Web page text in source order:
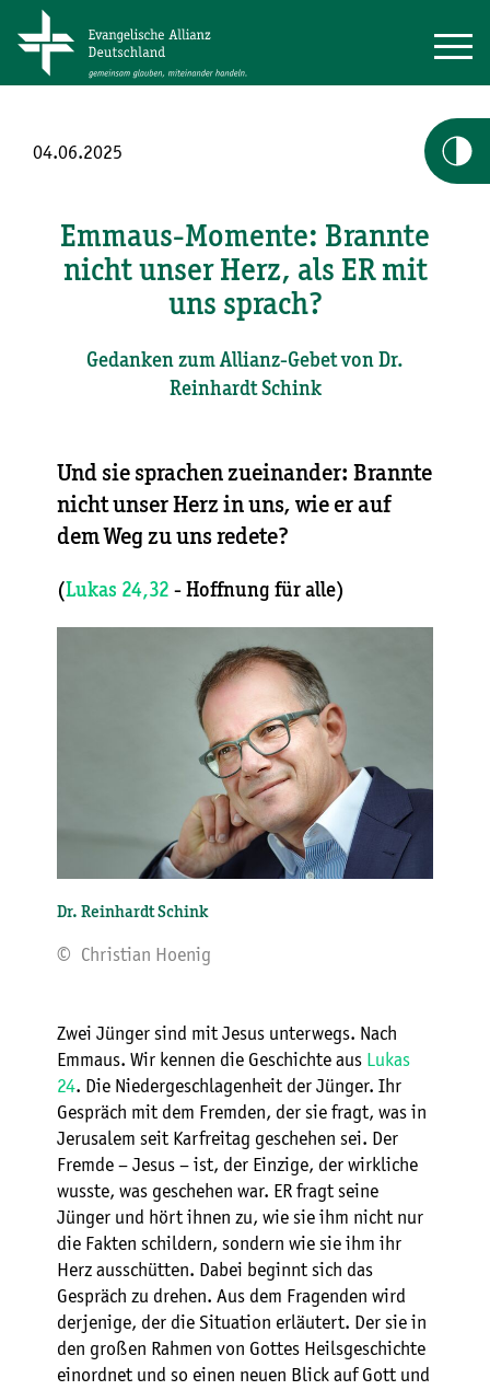
04.06.2025
Emmaus-Momente: Brannte
nicht unser Herz, als ER mit
uns sprach?
Gedanken zum Allianz-Gebet von Dr.
Reinhardt Schink
Und sie sprachen zueinander: Brannte
nicht unser Herz in uns, wie er auf
dem Weg zu uns redete?
(Lukas 24,32 - Hoffnung für alle)
Dr. Reinhardt Schink
© Christian Hoenig
Zwei Jünger sind mit Jesus unterwegs. Nach
Emmaus. Wir kennen die Geschichte aus Lukas
24. Die Niedergeschlagenheit der Jünger. Ihr
Gespräch mit dem Fremden, der sie fragt, was in
Jerusalem seit Karfreitag geschehen sei. Der
Fremde – Jesus – ist, der Einzige, der wirkliche
wusste, was geschehen war. ER fragt seine
Jünger und hört ihnen zu, wie sie ihm nicht nur
die Fakten schildern, sondern wie sie ihm ihr
Herz ausschütten. Dabei beginnt sich das
Gespräch zu drehen. Aus dem Fragenden wird
derjenige, der die Situation erläutert. Der sie in
den großen Rahmen von Gottes Heilsgeschichte
einordnet und so einen neuen Blick auf Gott und